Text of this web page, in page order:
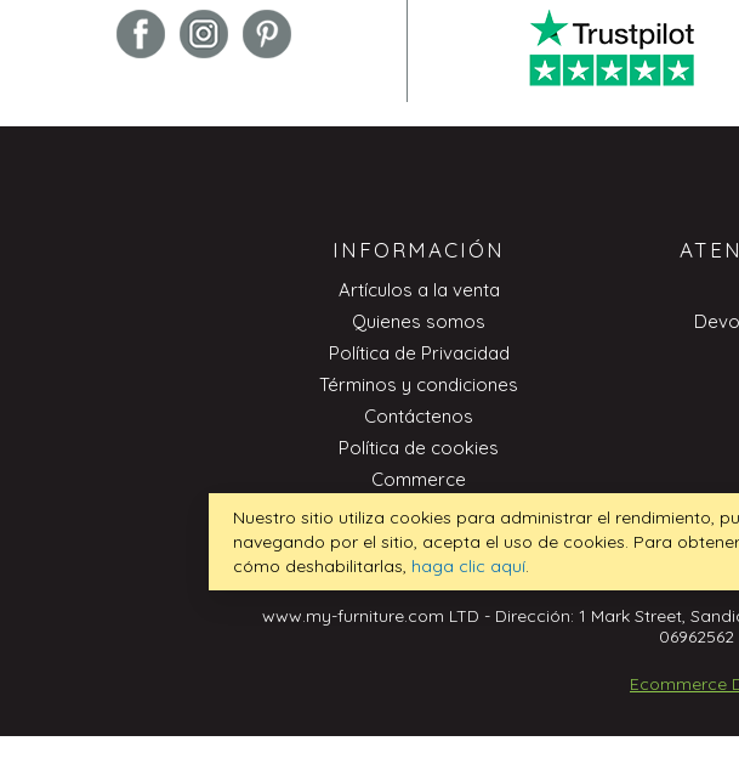
INFORMACIÓN
Artículos a la venta
Quienes somos
Política de Privacidad
Términos y condiciones
Contáctenos
Política de cookies
Commerce
www.my-furniture.com LTD - Dirección: 1 Mark Street,
06962562
Ecommerce
Nuestro sitio utiliza cookies para administrar el rendimiento,
navegando por el sitio, acepta el uso de cookies. Para
cómo deshabilitarlas, haga clic aquí.